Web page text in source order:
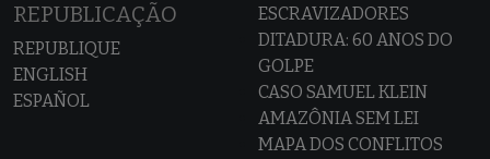
REPUBLICAÇÃO
REPUBLIQUE
ENGLISH
ESPAÑOL
ESCRAVIZADORES
DITADURA: 60 ANOS DO
GOLPE
CASO SAMUEL KLEIN
AMAZÔNIA SEM LEI
MAPA DOS CONFLITOS